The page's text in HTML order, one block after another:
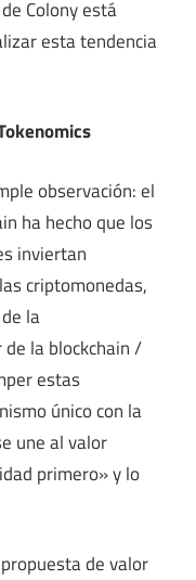
Colony está
esta tendencia
observación: el
ha hecho que los
inviertan
criptomonedas,
la
la blockchain /
estas
único con la
une al valor
primero» y lo
de valor